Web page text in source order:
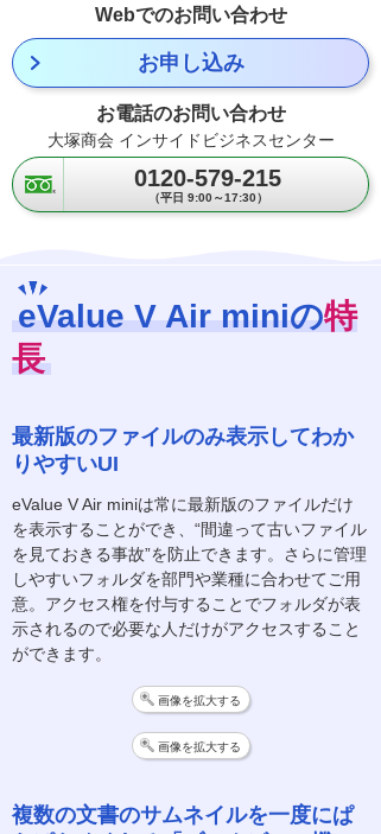
Webでのお問い合わせ
お申し込み
お電話のお問い合わせ
大塚商会 インサイドビジネスセンター
0120-579-215
（平日 9:00～17:30）
eValue V Air miniの特
長
最新版のファイルのみ表示してわか
りやすいUI
eValue V Air miniは常に最新版のファイルだけ
を表示することができ、“間違って古いファイル
を見ておきる事故”を防止できます。さらに管理
しやすいフォルダを部門や業種に合わせてご用
意。アクセス権を付与することでフォルダが表
示されるので必要な人だけがアクセスすること
ができます。
画像を拡大する
画像を拡大する
複数の文書のサムネイルを一度にぱ